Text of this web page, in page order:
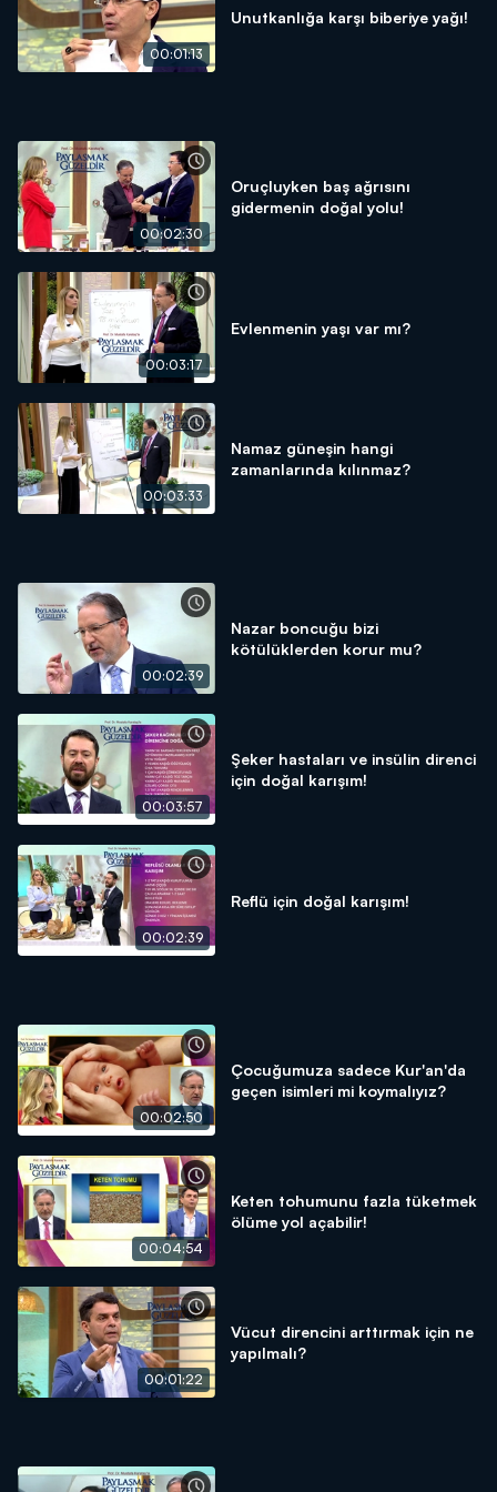
00:01:13
Unutkanlığa karşı biberiye yağı!
00:02:30
Oruçluyken baş ağrısını
gidermenin doğal yolu!
00:03:17
Evlenmenin yaşı var mı?
00:03:33
Namaz güneşin hangi
zamanlarında kılınmaz?
00:02:39
Nazar boncuğu bizi
kötülüklerden korur mu?
00:03:57
Şeker hastaları ve insülin direnci
için doğal karışım!
00:02:39
Reflü için doğal karışım!
00:02:50
Çocuğumuza sadece Kur'an'da
geçen isimleri mi koymalıyız?
00:04:54
Keten tohumunu fazla tüketmek
ölüme yol açabilir!
00:01:22
Vücut direncini arttırmak için ne
yapılmalı?